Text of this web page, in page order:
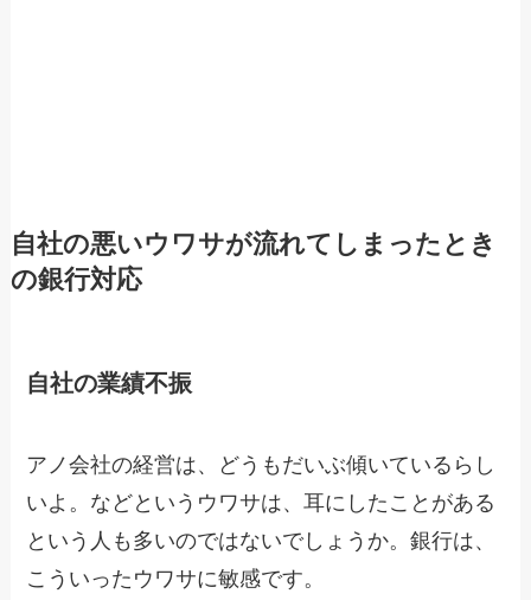
自社の悪いウワサが流れてしまったとき
の銀行対応
自社の業績不振
アノ会社の経営は、どうもだいぶ傾いているらし
いよ。などというウワサは、耳にしたことがある
という人も多いのではないでしょうか。銀行は、
こういったウワサに敏感です。